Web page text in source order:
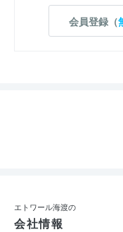
会員登録（
エトワール海渡の
会社情報